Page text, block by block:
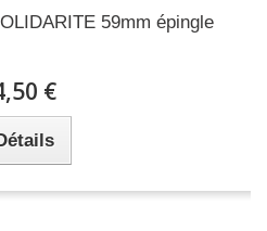
59mm épingle
€